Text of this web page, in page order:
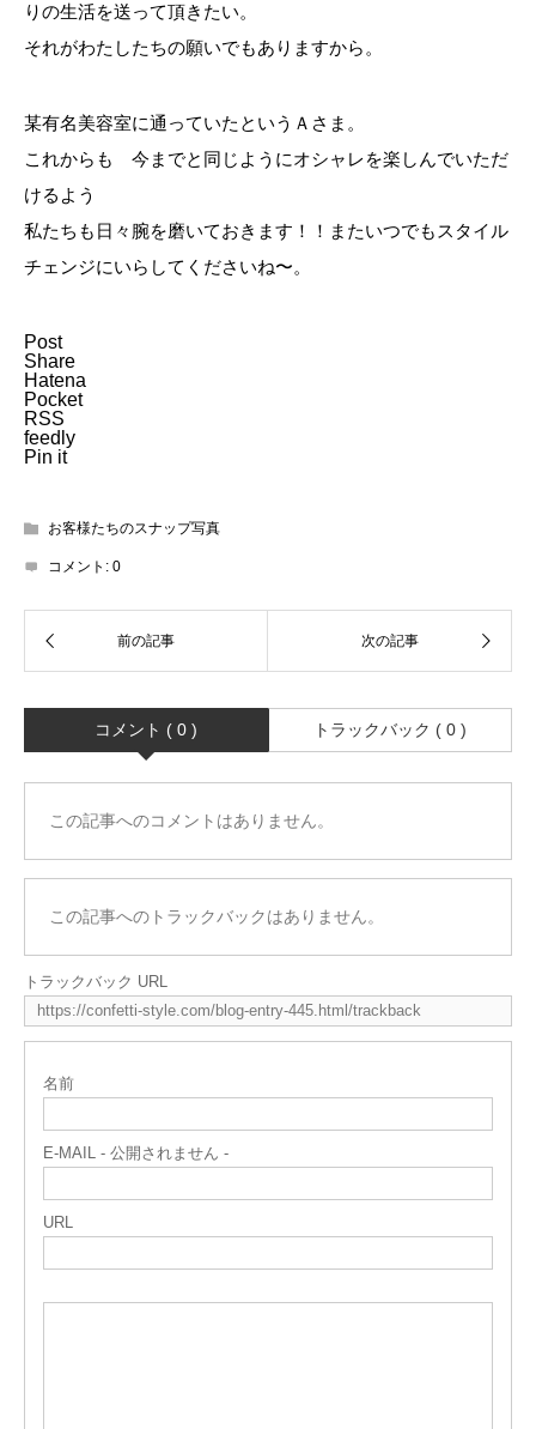
りの生活を送って頂きたい。
それがわたしたちの願いでもありますから。
某有名美容室に通っていたというＡさま。
これからも 今までと同じようにオシャレを楽しんでいただ
けるよう
私たちも日々腕を磨いておきます！！またいつでもスタイル
チェンジにいらしてくださいね〜。
Post
Share
Hatena
Pocket
RSS
feedly
Pin it
お客様たちのスナップ写真
コメント: 0
コメント ( 0 ) トラックバック ( 0 )
この記事へのコメントはありません。
この記事へのトラックバックはありません。
トラックバック URL
名前
E-MAIL - 公開されません -
URL